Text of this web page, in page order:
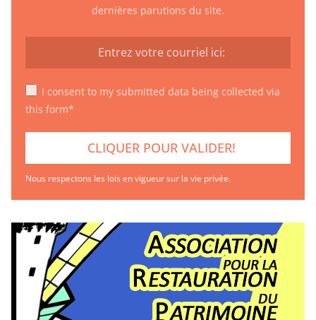
dernières parutions du site.
I consent to my submitted data being collected via
this form*
Nous respectons les lois en vigueur sur la vie privée.